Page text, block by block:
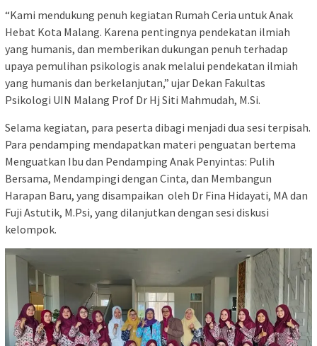
“Kami mendukung penuh kegiatan Rumah Ceria untuk Anak
Hebat Kota Malang. Karena pentingnya pendekatan ilmiah
yang humanis, dan memberikan dukungan penuh terhadap
upaya pemulihan psikologis anak melalui pendekatan ilmiah
yang humanis dan berkelanjutan,” ujar Dekan Fakultas
Psikologi UIN Malang Prof Dr Hj Siti Mahmudah, M.Si.
Selama kegiatan, para peserta dibagi menjadi dua sesi terpisah.
Para pendamping mendapatkan materi penguatan bertema
Menguatkan Ibu dan Pendamping Anak Penyintas: Pulih
Bersama, Mendampingi dengan Cinta, dan Membangun
Harapan Baru, yang disampaikan oleh Dr Fina Hidayati, MA dan
Fuji Astutik, M.Psi, yang dilanjutkan dengan sesi diskusi
kelompok.